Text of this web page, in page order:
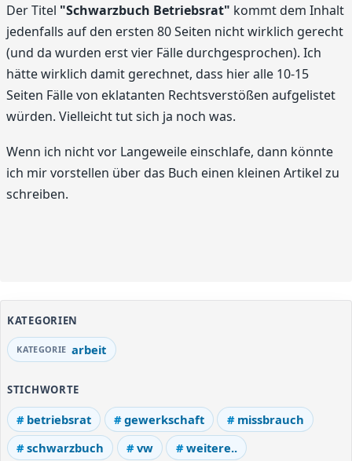
Der Titel "Schwarzbuch Betriebsrat" kommt dem Inhalt
jedenfalls auf den ersten 80 Seiten nicht wirklich gerecht
(und da wurden erst vier Fälle durchgesprochen). Ich
hätte wirklich damit gerechnet, dass hier alle 10-15
Seiten Fälle von eklatanten Rechtsverstößen aufgelistet
würden. Vielleicht tut sich ja noch was.
Wenn ich nicht vor Langeweile einschlafe, dann könnte
ich mir vorstellen über das Buch einen kleinen Artikel zu
schreiben.
KATEGORIEN
arbeit
STICHWORTE
betriebsrat gewerkschaft
missbrauch
schwarzbuch
vw weitere..